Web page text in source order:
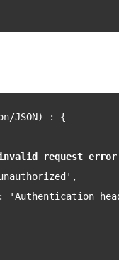
JSON) : {